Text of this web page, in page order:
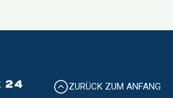
ZURÜCK ZUM ANFANG